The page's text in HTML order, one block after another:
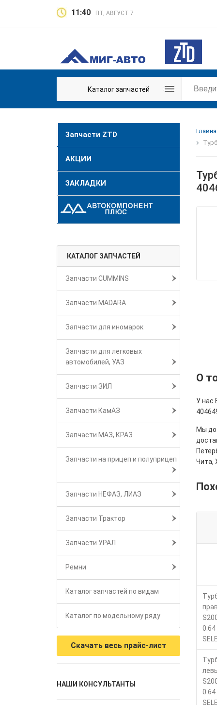
11:40 ПТ, АВГУСТ 7
Каталог запчастей
Запчасти ZTD
АКЦИИ
ЗАКЛАДКИ
КАТАЛОГ ЗАПЧАСТЕЙ
Запчасти CUMMINS
Запчасти MADARA
Запчасти для иномарок
Запчасти для легковых
автомобилей, УАЗ
Запчасти ЗИЛ
Запчасти КамАЗ
Запчасти МАЗ, КРАЗ
Запчасти на прицеп и полуприцеп
Запчасти НЕФАЗ, ЛИАЗ
Запчасти Трактор
Запчасти УРАЛ
Ремни
Каталог запчастей по видам
Каталог по модельному ряду
Скачать весь прайс-лист
НАШИ КОНСУЛЬТАНТЫ
О
У нас
Мы
Чита,